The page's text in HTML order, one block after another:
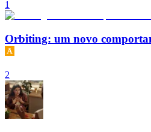
1
Orbiting: um novo
2